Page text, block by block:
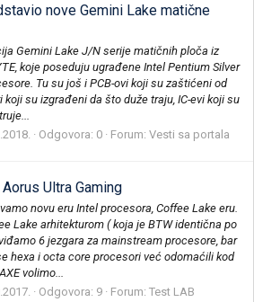
nove Gemini Lake matične
Gemini Lake J/N serije matičnih ploča iz
koje poseduju ugrađene Intel Pentium Silver
Tu su još i PCB-ovi koji su zaštićeni od
koji su izgrađeni da što duže traju, IC-evi koji su
Odgovora: 0 Forum: Vesti sa portala
Ultra Gaming
novu eru Intel procesora, Coffee Lake eru.
Lake arhitekturom ( koja je BTW identična po
6 jezgara za mainstream procesore, bar
hexa i octa core procesori već odomaćili kod
volimo...
Odgovora: 9 Forum: Test LAB